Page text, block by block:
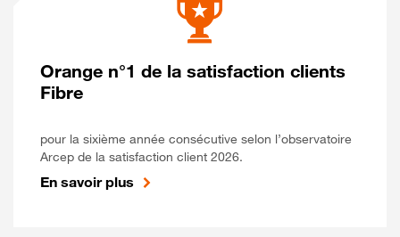
Orange n°1 de la satisfaction clients
Fibre
pour la sixième année consécutive selon l’observatoire
Arcep de la satisfaction client 2026.
En savoir plus